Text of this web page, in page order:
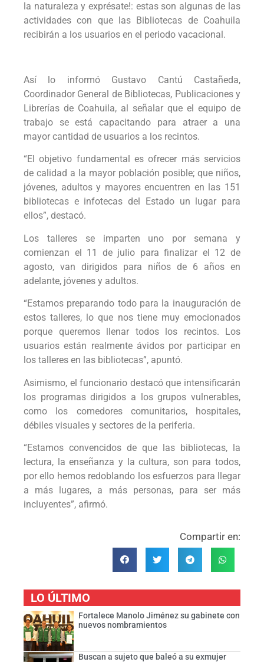
la naturaleza y exprésate!: estas son algunas de las
actividades con que las Bibliotecas de Coahuila
recibirán a los usuarios en el periodo vacacional.
Así lo informó Gustavo Cantú Castañeda,
Coordinador General de Bibliotecas, Publicaciones y
Librerías de Coahuila, al señalar que el equipo de
trabajo se está capacitando para atraer a una
mayor cantidad de usuarios a los recintos.
“El objetivo fundamental es ofrecer más servicios
de calidad a la mayor población posible; que niños,
jóvenes, adultos y mayores encuentren en las 151
bibliotecas e infotecas del Estado un lugar para
ellos”, destacó.
Los talleres se imparten uno por semana y
comienzan el 11 de julio para finalizar el 12 de
agosto, van dirigidos para niños de 6 años en
adelante, jóvenes y adultos.
“Estamos preparando todo para la inauguración de
estos talleres, lo que nos tiene muy emocionados
porque queremos llenar todos los recintos. Los
usuarios están realmente ávidos por participar en
los talleres en las bibliotecas”, apuntó.
Asimismo, el funcionario destacó que intensificarán
los programas dirigidos a los grupos vulnerables,
como los comedores comunitarios, hospitales,
débiles visuales y sectores de la periferia.
“Estamos convencidos de que las bibliotecas, la
lectura, la enseñanza y la cultura, son para todos,
por ello hemos redoblando los esfuerzos para llegar
a más lugares, a más personas, para ser más
incluyentes”, afirmó.
Compartir en:
LO ÚLTIMO
Fortalece Manolo Jiménez su gabinete con
nuevos nombramientos
Buscan a sujeto que baleó a su exmujer